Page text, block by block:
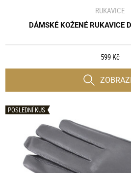
RUKAVICE
DÁMSKÉ KOŽENÉ RUKAVICE
599 Kč
POSLEDNÍ KUS